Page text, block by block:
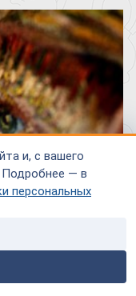
и, с вашего
Подробнее — в
персональных
contacts